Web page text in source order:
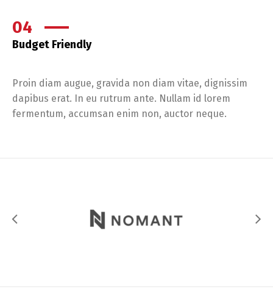
04
Budget Friendly
Proin diam augue, gravida non diam vitae, dignissim
dapibus erat. In eu rutrum ante. Nullam id lorem
fermentum, accumsan enim non, auctor neque.